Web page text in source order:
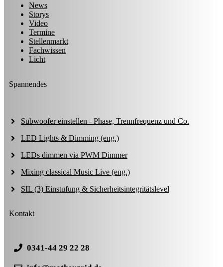
News
Storys
Video
Termine
Stellenmarkt
Fachwissen
Licht
Spannendes
Subwoofer einstellen - Phase, Trennfrequenz und Co.
LED Lights & Dimming (eng.)
LEDs dimmen via PWM Dimmer
Mixing classical Music Live (eng.)
SIL (3) Einstufung & Sicherheitsintegritätslevel
Kontakt
0341-44 29 22 28